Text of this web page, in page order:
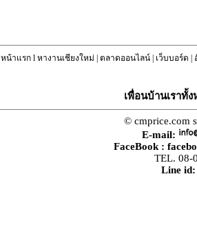
หน้าแรกl หางานเชียงใหม่ | ตลาดออนไลน์| เว็บบอร์ด |
เพื่อนบ้านเราทั้
© cmprice.com
E-mail:
FaceBook :
TEL. 08-
Line id: